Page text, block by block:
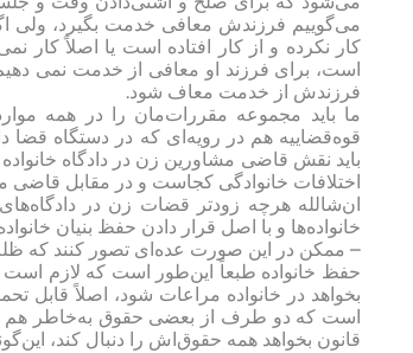
کار نکرده و از کار افتاده است یا اصلاً
است، برای فرزند او معافی از خدمت نمی
فرزندش از خدمت معاف شود.
ما باید مجموعه مقررات‌مان را در همه
قوه‌قضاییه هم در رویه‌ای که در دستگاه قضا
باید نقش قاضی مشاورین زن در دادگاه
اختلافات خانوادگی کجاست و در مقابل
ان‌شالله هرچه زودتر قضات زن در
خانواده‌ها و با اصل قرار دادن حفظ بنیان
– ممکن در این صورت عده‌ای تصور کنند که
حفظ خانواده طبعاً این‌طور است که لازم
بخواهد در خانواده مراعات شود، اصلاً قابل
است که دو طرف از بعضی حقوق به‌خاطر هم
قانون بخواهد همه حقوق‌اش را دنبال کند،